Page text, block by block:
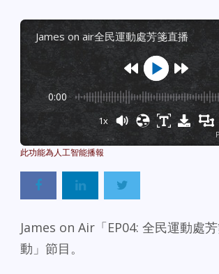
james on air全民運動處芳箋直播
0:00
1x
James on Air「EP04: 全民運動處
動」節目。